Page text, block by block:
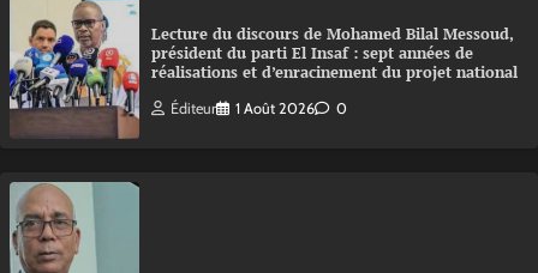
Lecture du discours de Mohamed Bilal Messoud,
président du parti El Insaf : sept années de
réalisations et d’enracinement du projet national
Éditeur 1 Août 2026 0